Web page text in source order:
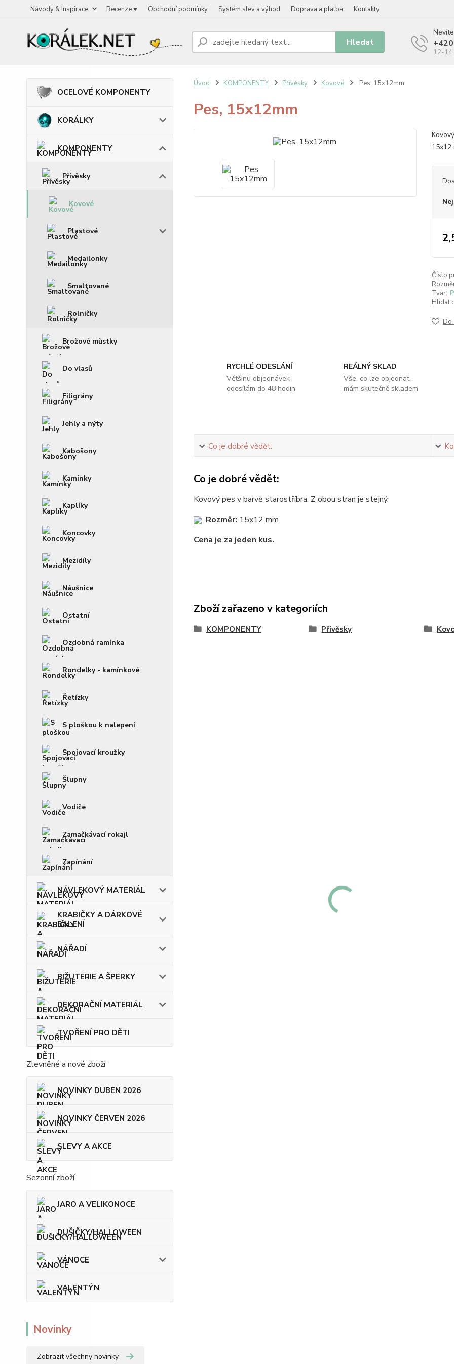
Návody & Inspirace Recenze ♥ Obchodní podmínky Systém slev a výhod Doprava a platba Kontakty
Hledat
12-14
OCELOVÉ KOMPONENTY
KORÁLKY
KOMPONENTY
Přívěsky
Kovové
Plastové
Medailonky
Smaltované
Rolničky
Brožové můstky
Do vlasů
Filigrány
Jehly a nýty
Kabošony
Kamínky
Kaplíky
Koncovky
Mezidíly
Náušnice
Ostatní
Ozdobná ramínka
Rondelky - kamínkové
Řetízky
S ploškou k nalepení
Spojovací kroužky
Šlupny
Vodiče
Zamačkávací rokajl
Zapínání
NÁVLEKOVÝ MATERIÁL
KRABIČKY A DÁRKOVÉ
BALENÍ
NÁŘADÍ
BIŽUTERIE A ŠPERKY
DEKORAČNÍ MATERIÁL
TVOŘENÍ PRO DĚTI
Zlevněné a nové zboží
NOVINKY DUBEN 2026
NOVINKY ČERVEN 2026
SLEVY A AKCE
Sezonní zboží
JARO A VELIKONOCE
DUŠIČKY/HALLOWEEN
VÁNOCE
VALENTÝN
Novinky
Zobrazit všechny novinky
Úvod KOMPONENTY Přívěsky Kovové Pes, 15x12mm
Pes, 15x12mm
15x12
Číslo
Tvar:
Hlídat
Do
RYCHLÉ ODESLÁNÍ
Většinu objednávek
odesílám do 48 hodin
REÁLNÝ SKLAD
Vše, co lze objednat,
mám skutečně skladem
Co je dobré vědět:
Co je dobré vědět:
Kovový pes v barvě starostříbra. Z obou stran je stejný.
Rozměr: 15x12 mm
Cena je za jeden kus.
Zboží zařazeno v kategoriích
KOMPONENTY Přívěsky